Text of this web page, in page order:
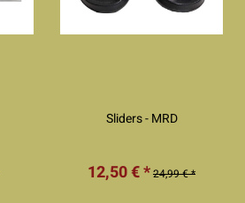
Sliders - MRD
12,50 € *24,99 € *